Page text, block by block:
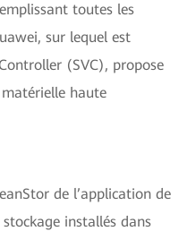
toutes les
sur lequel est
(SVC), propose
haute
de l’application de
installés dans